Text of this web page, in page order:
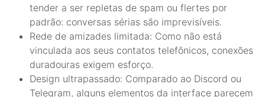
tender a ser repletas de spam ou flertes por
padrão: conversas sérias são imprevisíveis.
Rede de amizades limitada: Como não está
vinculada aos seus contatos telefônicos, conexões
duradouras exigem esforço.
Design ultrapassado: Comparado ao Discord ou
Telegram, alguns elementos da interface parecem